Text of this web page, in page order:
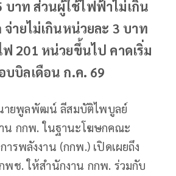
บาท ส่วนผู้ใช้ไฟฟ้าไม่เกิน
ายไม่เกินหน่วยละ 3 บาท
201 หน่วยขึ้นไป คาดเริ่ม
บบิลเดือน ก.ค. 69
ายพูลพัฒน์ ลีสมบัติไพบูลย์
าน กกพ. ในฐานะโฆษกคณะ
ารพลังงาน (กกพ.) เปิดเผยถึง
ช. ให้สำนักงาน กกพ. ร่วมกับ